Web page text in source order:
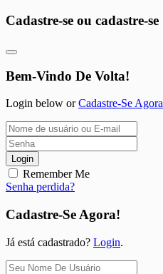
Cadastre-se ou cadastre-se
Bem-Vindo De Volta!
Login below orCadastre-Se Agora
Login
Remember Me
Senha perdida?
Cadastre-Se Agora!
Já está cadastrado? Login.